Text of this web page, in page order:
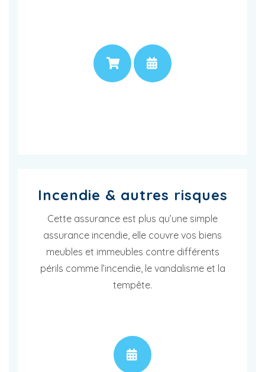
PRIX
Incendie & autres risques
Cette assurance est plus qu’une simple
assurance incendie, elle couvre vos biens
meubles et immeubles contre différents
périls comme l’incendie, le vandalisme et la
tempête.